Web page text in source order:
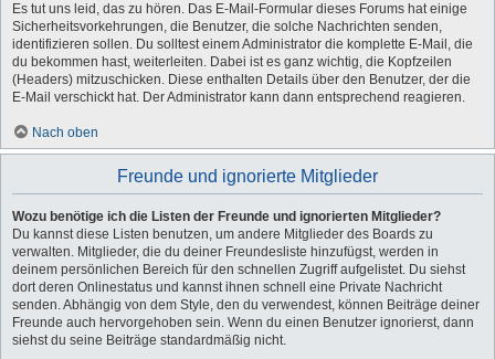
Es tut uns leid, das zu hören. Das E-Mail-Formular dieses Forums hat einige
Sicherheitsvorkehrungen, die Benutzer, die solche Nachrichten senden,
identifizieren sollen. Du solltest einem Administrator die komplette E-Mail, die
du bekommen hast, weiterleiten. Dabei ist es ganz wichtig, die Kopfzeilen
(Headers) mitzuschicken. Diese enthalten Details über den Benutzer, der die
E-Mail verschickt hat. Der Administrator kann dann entsprechend reagieren.
Nach oben
Freunde und ignorierte Mitglieder
Wozu benötige ich die Listen der Freunde und ignorierten Mitglieder?
Du kannst diese Listen benutzen, um andere Mitglieder des Boards zu
verwalten. Mitglieder, die du deiner Freundesliste hinzufügst, werden in
deinem persönlichen Bereich für den schnellen Zugriff aufgelistet. Du siehst
dort deren Onlinestatus und kannst ihnen schnell eine Private Nachricht
senden. Abhängig von dem Style, den du verwendest, können Beiträge deiner
Freunde auch hervorgehoben sein. Wenn du einen Benutzer ignorierst, dann
siehst du seine Beiträge standardmäßig nicht.